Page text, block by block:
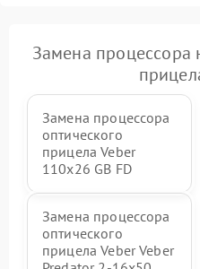
Замена процессора
Замена процессора
оптического
прицела Veber
110x26 GB FD
Замена процессора
оптического
прицела Veber Veber